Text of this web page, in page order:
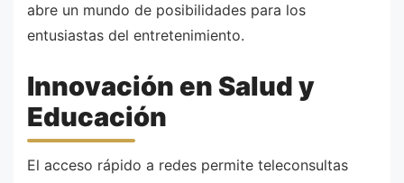
abre un mundo de posibilidades para los
entusiastas del entretenimiento.
Innovación en Salud y
Educación
El acceso rápido a redes permite teleconsultas